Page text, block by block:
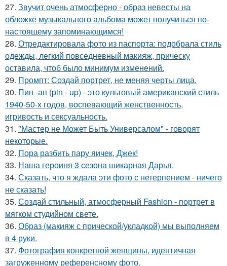
27. Звучит очень атмосферно - образ невесты на
обложке музыкального альбома может получиться по-
настоящему запоминающимся!
28. Отредактировала фото из паспорта: подобрала стиль
одежды, легкий повседневный макияж, прическу
оставила, чтоб было минимум изменений.
29. Промпт: Создай портрет, не меняя черты лица.
30. Пин -ап (pin - up) - это культовый американский стиль
1940-50-х годов, воспевающий женственность,
игривость и сексуальность.
31. "Мастер не Может Быть Универсалом" - говорят
некоторые.
32. Пора разбить пару яичек, Джек!
33. Наша героиня 3 сезона шикарная Дарья.
34. Сказать, что я ждала эти фото с нетерпением - ничего
не сказать!
35. Создай стильный, атмосферный Fashion - портрет в
мягком студийном свете.
36. Образ (макияж с прической/укладкой) мы выполняем
в 4 руки.
37. Фотография конкретной женщины, идентичная
загруженному референсному фото.